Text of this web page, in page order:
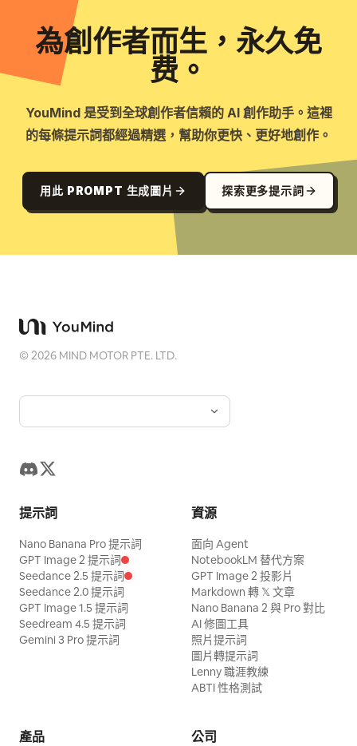
為創作者而生，永久免
费。
YouMind 是受到全球創作者信賴的 AI 創作助手。這裡
的每條提示詞都經過精選，幫助你更快、更好地創作。
用此 PROMPT 生成圖片 探索更多提示詞
©2026 MIND MOTOR PTE. LTD.
提示詞
Nano Banana Pro 提示詞
GPT Image 2 提示詞
Seedance 2.5 提示詞
Seedance 2.0 提示詞
GPT Image 1.5 提示詞
Seedream 4.5 提示詞
Gemini 3 Pro 提示詞
資源
面向 Agent
NotebookLM 替代方案
GPT Image 2 投影片
Markdown 轉 𝕏 文章
Nano Banana 2 與 Pro 對比
AI 修圖工具
照片提示詞
圖片轉提示詞
Lenny 職涯教練
ABTI 性格測試
產品 公司